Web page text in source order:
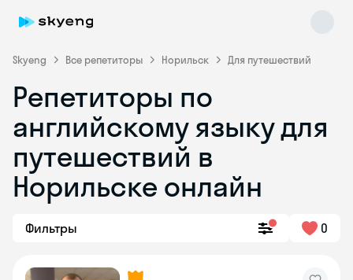
Skyeng Все репетиторы Норильск Для путешествий
Репетиторы по
английскому языку для
путешествий в
Норильске онлайн
Фильтры 0
Skyeng Chat